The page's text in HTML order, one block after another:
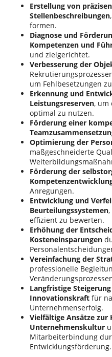
Erstellung von
Stellenbeschreibungen
formen.
Diagnose und
Kompetenzen und
und zielgerichtet.
Verbesserung der
um Fehlbesetzungen
Erkennung und
Leistungsreserven, um
optimal zu nutzen.
Förderung einer
Optimierung der
maßgeschneiderte
Förderung der
Anregungen.
Entwicklung und
Beurteilungssystemen
effizient zu bewerten.
Erhöhung der
Kosteneinsparungen
Vereinfachung der
professionelle
Langfristige
Innovationskraftfür
Unternehmenserfolg.
Vielfältige Ansätze
Unternehmenskultur
Mitarbeiterbindung
Entwicklungsförderung.